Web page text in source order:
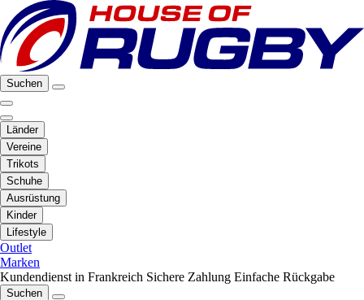
Suchen
Länder
Vereine
Trikots
Schuhe
Ausrüstung
Kinder
Lifestyle
Outlet
Marken
Kundendienst in Frankreich Sichere Zahlung Einfache Rückgabe
Suchen